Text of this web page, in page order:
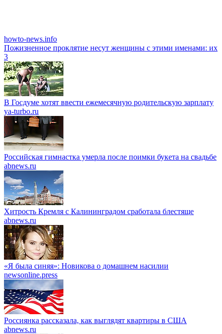
howto-news.info
Пожизненное проклятие несут женщины с этими именами: их
3
В Госдуме хотят ввести ежемесячную родительскую зарплату
ya-turbo.ru
Российская гимнастка умерла после поимки букета на свадьбе
abnews.ru
Хитрость Кремля с Калининградом сработала блестяще
abnews.ru
«Я была синяя»: Новикова о домашнем насилии
newsonline.press
Россиянка рассказала, как выглядят квартиры в США
abnews.ru